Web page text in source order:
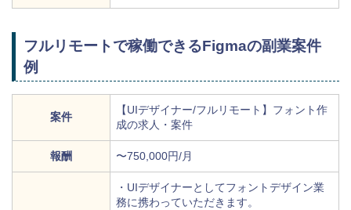
フルリモートで稼働できるFigmaの副業案件
例
案件
【UIデザイナー/フルリモート】フォント作
成の求人・案件
報酬 〜750,000円/月
・UIデザイナーとしてフォントデザイン業
務に携わっていただきます。